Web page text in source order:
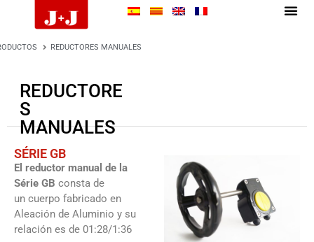
REDUCTORES MANUALES
REDUCTORE
S
MANUALES
SÉRIE GB
El reductor manual de la
Série GB consta de
un cuerpo fabricado en
Aleación de Aluminio y su
relación es de 01:28/1:36